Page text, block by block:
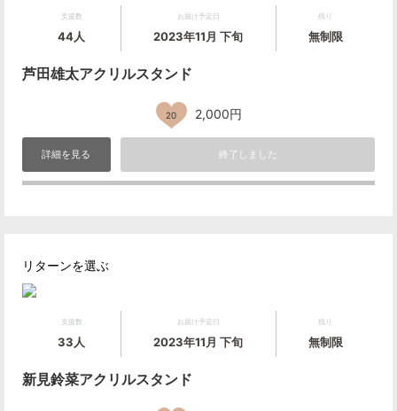
支援数
44人
お届け予定日
2023年11月 下旬
残り
無制限
芦田雄太アクリルスタンド
20 2,000円
詳細を見る 終了しました
リターンを選ぶ
支援数
33人
お届け予定日
2023年11月 下旬
残り
無制限
新見鈴菜アクリルスタンド